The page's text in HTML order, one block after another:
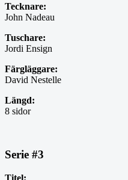
Tecknare:
John Nadeau
Tuschare:
Jordi Ensign
Färgläggare:
David Nestelle
Längd:
8 sidor
Serie #3